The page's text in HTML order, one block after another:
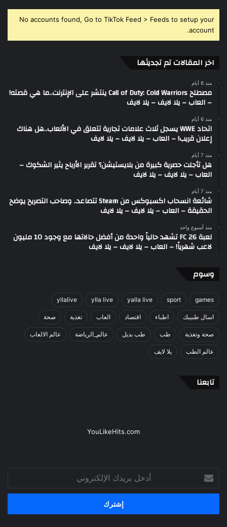
No accounts found, Go to TikTok Feed > Feeds to setup your
account.
اخر المقالات تم تجديثها
منذ 6 أيام
مصطلح Call of Duty: Cold Warriors ينتشر على الإنترنت..ما هي قصته!
– العاب – يلا لايف – يلا لايف
منذ 6 أيام
اتحاد WWE يسجل ثلاث علامات تجارية تتعلق في الألعاب..هل هناك
إعلان قريب! – العاب – يلا لايف – يلا لايف
منذ 7 أيام
هل تأجلت حصرية كبيرة من بلايستيشن؟ تقرير الأرباح يثير الشكوك –
العاب – يلا لايف – يلا لايف
منذ 7 أيام
شائعة انسحاب اكسبوكس من Steam تتصاعد.. وصاحب التصريح يوضح
الحقيقة – العاب – يلا لايف – يلا لايف
منذ أسبوع واحد
لعبة FC 26 تشهد حالياً واحدة من أفضل حالاتها مع وجود 10 مليون
لاعب شهرياً! – العاب – يلا لايف – يلا لايف
وسوم
games
sport
yalla live
ylla live
yllalive
اسال طبيبك اطباء اقتصاد العاب تغذية صحة
صحة وتغذية طب طب بديل عالم_الرياضة عالم الالعاب
عالم الطب يلا لايف
تابعنا
YouLikeHits.com
بريدك
الإلكتروني